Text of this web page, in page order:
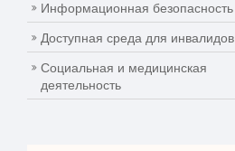
Информационная безопасность
Доступная среда для инвалидов
Социальная и медицинская
деятельность